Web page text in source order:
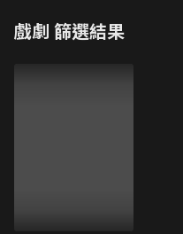
戲劇 篩選結果